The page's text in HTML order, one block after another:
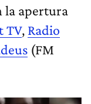
la apertura
TV, Radio
(FM